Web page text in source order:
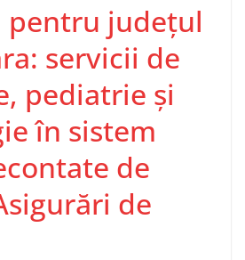
pentru județul
servicii de
pediatrie și
în sistem
de
de